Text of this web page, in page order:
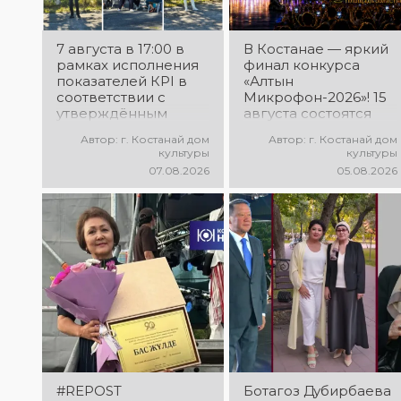
7 августа в 17:00 в
рамках исполнения
показателей КРІ в
соответствии с
утверждённым
выездной концерт
экологической
акции «Таза
Казахстан». в
Мендыкаринский
район (п. Красная
Пресня)
Автор: г. Костанай дом
культуры
07.08.2026
В Костанае — яркий
финал конкурса
«Алтын
Микрофон-2026»! 15
августа состоятся
награждения
победителей и гала-
Международного
конкурса
вокалистов! Вас
ждут яркие
выступления лучших
исполнителей,
незабываемые
эмоции и особая
праздничная
атмосфера!
Автор: г. Костанай дом
культуры
05.08.2026
#REPOST
Ботагоз Дубирбаева